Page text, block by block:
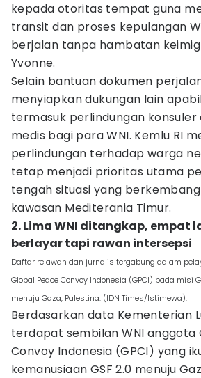
kepada otoritas tempat guna
transit dan proses kepulangan
berjalan tanpa hambatan
Yvonne.
Selain bantuan dokumen
menyiapkan dukungan lain
termasuk perlindungan
medis bagi para WNI. Kemlu RI
perlindungan terhadap warga
tetap menjadi prioritas utama
tengah situasi yang
kawasan Mediterania Timur.
2. Lima WNI ditangkap, empat
berlayar tapi rawan intersepsi
Daftar relawan dan jurnalis tergabung dalam
Global Peace Convoy Indonesia (GPCI) pada misi
menuju Gaza, Palestina. (IDN Times/Istimewa).
Berdasarkan data Kementerian
terdapat sembilan WNI anggota
Convoy Indonesia (GPCI) yang
kemanusiaan GSF 2.0 menuju